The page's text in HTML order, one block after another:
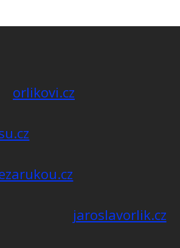
orlikovi.cz
jaroslavorlik.cz